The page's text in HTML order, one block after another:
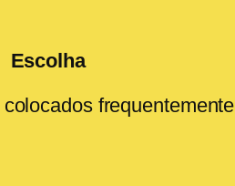
Escolha
frequentemente